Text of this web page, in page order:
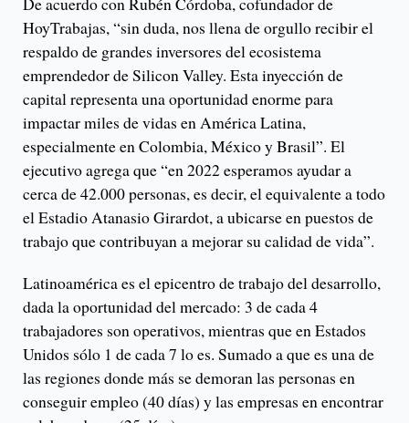
HoyTrabajas, “sin duda, nos llena de orgullo recibir el
respaldo de grandes inversores del ecosistema
emprendedor de Silicon Valley. Esta inyección de
capital representa una oportunidad enorme para
impactar miles de vidas en América Latina,
especialmente en Colombia, México y Brasil”. El
ejecutivo agrega que “en 2022 esperamos ayudar a
cerca de 42.000 personas, es decir, el equivalente a todo
el Estadio Atanasio Girardot, a ubicarse en puestos de
trabajo que contribuyan a mejorar su calidad de vida”.
Latinoamérica es el epicentro de trabajo del desarrollo,
dada la oportunidad del mercado: 3 de cada 4
trabajadores son operativos, mientras que en Estados
Unidos sólo 1 de cada 7 lo es. Sumado a que es una de
las regiones donde más se demoran las personas en
conseguir empleo (40 días) y las empresas en encontrar